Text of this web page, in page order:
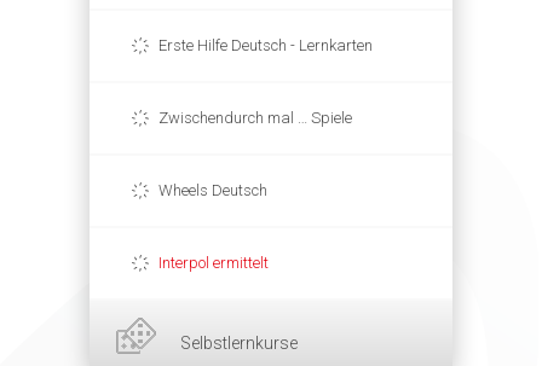
Erste Hilfe Deutsch - Lernkarten
Zwischendurch mal … Spiele
Wheels Deutsch
Interpol ermittelt
Selbstlernkurse